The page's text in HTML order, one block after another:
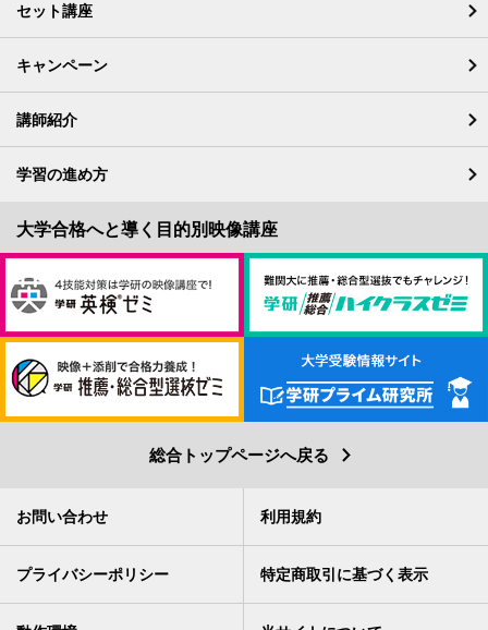
セット講座
キャンペーン
講師紹介
学習の進め方
総合トップページへ戻る
お問い合わせ 利用規約
プライバシーポリシー 特定商取引に基づく表示